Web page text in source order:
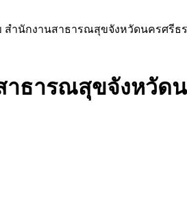
ำนักงานสาธารณสุขจังหวัดนครศรีธ
ธารณสุขจังหวัด